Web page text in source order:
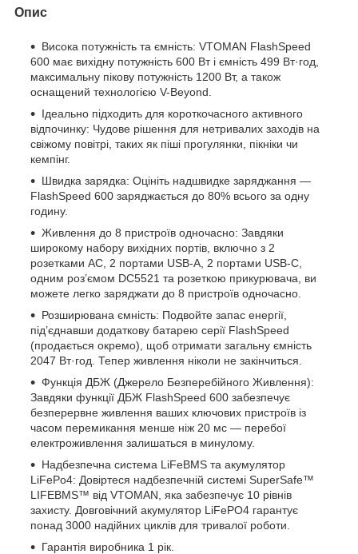
Опис
Висока потужність та ємність: VTOMAN FlashSpeed
600 має вихідну потужність 600 Вт і ємність 499 Вт·год,
максимальну пікову потужність 1200 Вт, а також
оснащений технологією V-Beyond.
Ідеально підходить для короткочасного активного
відпочинку: Чудове рішення для нетривалих заходів на
свіжому повітрі, таких як піші прогулянки, пікніки чи
кемпінг.
Швидка зарядка: Оцініть надшвидке заряджання —
FlashSpeed 600 заряджається до 80% всього за одну
годину.
Живлення до 8 пристроїв одночасно: Завдяки
широкому набору вихідних портів, включно з 2
розетками AC, 2 портами USB-A, 2 портами USB-C,
одним роз’ємом DC5521 та розеткою прикурювача, ви
можете легко заряджати до 8 пристроїв одночасно.
Розширювана ємність: Подвойте запас енергії,
під’єднавши додаткову батарею серії FlashSpeed
(продається окремо), щоб отримати загальну ємність
2047 Вт·год. Тепер живлення ніколи не закінчиться.
Функція ДБЖ (Джерело Безперебійного Живлення):
Завдяки функції ДБЖ FlashSpeed 600 забезпечує
безперервне живлення ваших ключових пристроїв із
часом перемикання менше ніж 20 мс — перебої
електроживлення залишаться в минулому.
Надбезпечна система LiFeBMS та акумулятор
LiFePo4: Довіртеся надбезпечній системі SuperSafe™
LIFEBMS™ від VTOMAN, яка забезпечує 10 рівнів
захисту. Довговічний акумулятор LiFePO4 гарантує
понад 3000 надійних циклів для тривалої роботи.
Гарантія виробника 1 рік.